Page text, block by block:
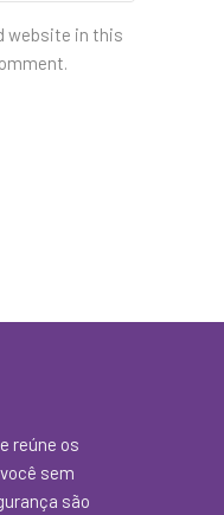
website in this
reúne os
sem
são